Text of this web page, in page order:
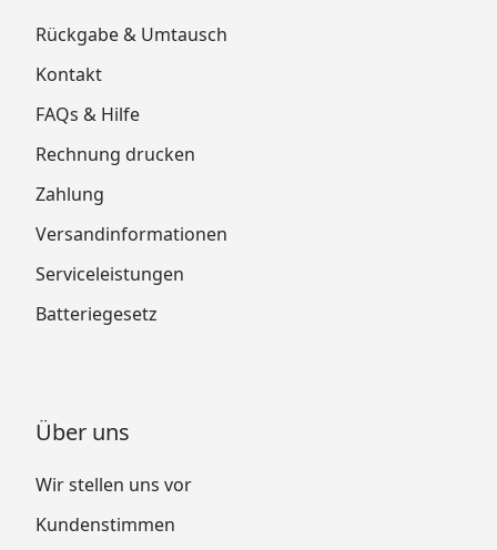
Rückgabe & Umtausch
Kontakt
FAQs & Hilfe
Rechnung drucken
Zahlung
Versandinformationen
Serviceleistungen
Batteriegesetz
Über uns
Wir stellen uns vor
Kundenstimmen